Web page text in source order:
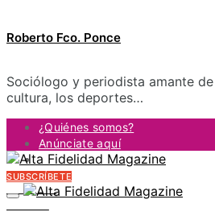
Roberto Fco. Ponce
Sociólogo y periodista amante
cultura, los deportes…
¿Quiénes somos?
Anúnciate aquí
Contacto
FACEBOOK
SUBSCRÍBETE